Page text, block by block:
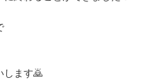
します🙇